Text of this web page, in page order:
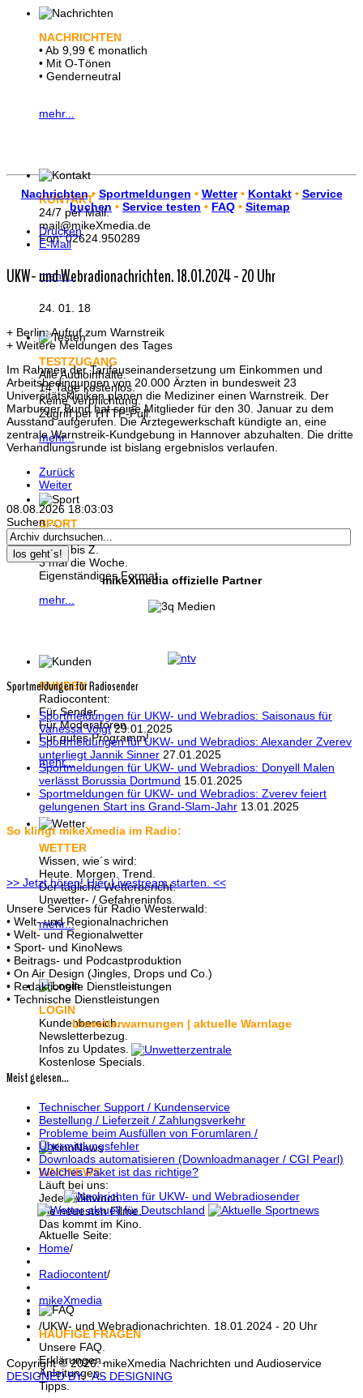
NACHRICHTEN
• Ab 9,99 € monatlich
• Mit O-Tönen
• Genderneutral
mehr...
KONTAKT
24/7 per Mail.
mail@mikeXmedia.de
Fon: 02624.950289
mehr...
TESTZUGANG
Alle Audioinhalte.
14 Tage kostenlos.
Keine Verpflichtung.
Zugriff per HTTP-Pull.
mehr...
SPORT
Wissen, wie´s steht:
Von A bis Z.
3 mal die Woche.
Eigenständiges Format.
mehr...
KUNDEN
Radiocontent:
Für Sender.
Für Moderatoren.
Für gutes Programm!
mehr...
WETTER
Wissen, wie´s wird:
Heute. Morgen. Trend.
Der tägliche Wetterbericht.
Unwetter- / Gefahreninfos.
mehr...
LOGIN
Kundenbereich.
Newsletterbezug.
Infos zu Updates.
Kostenlose Specials.
KINONEWS
Läuft bei uns:
Jeden Mittwoch.
Die neuesten Filme.
Das kommt im Kino.
HÄUFIGE FRAGEN
Unsere FAQ.
Erklärungen.
Anleitungen.
Tipps.
Nachrichten• Sportmeldungen • Wetter• Kontakt • Service
buchen • Service testen • FAQ • Sitemap
Drucken
E-Mail
UKW- und Webradionachrichten. 18.01.2024 - 20 Uhr
24. 01. 18
+ Berlin: Aufruf zum Warnstreik
+ Weitere Meldungen des Tages
Im Rahmen der Tarifauseinandersetzung um Einkommen und
Arbeitsbedingungen von 20.000 Ärzten in bundesweit 23
Universitätskliniken planen die Mediziner einen Warnstreik. Der
Marburger Bund hat seine Mitglieder für den 30. Januar zu dem
Ausstand aufgerufen. Die Ärztegewerkschaft kündigte an, eine
zentrale Warnstreik-Kundgebung in Hannover abzuhalten. Die dritte
Verhandlungsrunde ist bislang ergebnislos verlaufen.
Zurück
Weiter
08.08.2026 18:03:04
Suchen ...
los geht´s!
mikeXmedia offizielle Partner
Sportmeldungen für Radiosender
Sportmeldungen für UKW- und Webradios: Saisonaus für
Vanessa Voigt 29.01.2025
Sportmeldungen für UKW- und Webradios: Alexander Zverev
unterliegt Jannik Sinner 27.01.2025
Sportmeldungen für UKW- und Webradios: Donyell Malen
verlässt Borussia Dortmund 15.01.2025
Sportmeldungen für UKW- und Webradios: Zverev feiert
gelungenen Start ins Grand-Slam-Jahr 13.01.2025
So klingt mikeXmedia im Radio:
>> Jetzt hören! Hier Livestream starten. <<
Unsere Services für Radio Westerwald:
• Welt- und Regionalnachrichen
• Welt- und Regionalwetter
• Sport- und KinoNews
• Beitrags- und Podcastproduktion
• On Air Design (Jingles, Drops und Co.)
• Redaktionelle Dienstleistungen
• Technische Dienstleistungen
Unwetterwarnungen | aktuelle Warnlage
Meist gelesen...
Technischer Support / Kundenservice
Bestellung / Lieferzeit / Zahlungsverkehr
Probleme beim Ausfüllen von Forumlaren /
Übermittlungsfehler
Downloads automatisieren (Downloadmanager / CGI Pearl)
Welches Paket ist das richtige?
Aktuelle Seite:
Home/
Radiocontent/
mikeXmedia
/UKW- und Webradionachrichten. 18.01.2024 - 20 Uhr
Copyright © 2026: mikeXmedia Nachrichten und Audioservice
DESIGNED BY: AS DESIGNING